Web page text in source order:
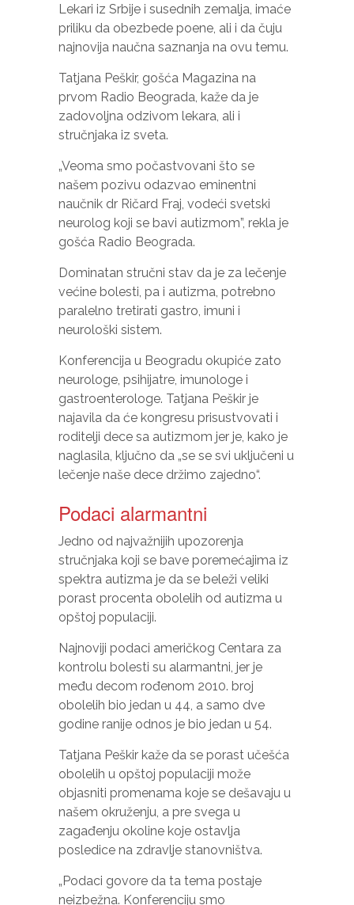
Lekari iz Srbije i susednih zemalja, imaće
priliku da obezbede poene, ali i da čuju
najnovija naučna saznanja na ovu temu.
Tatjana Peškir, gošća Magazina na
prvom Radio Beograda, kaže da je
zadovoljna odzivom lekara, ali i
stručnjaka iz sveta.
„Veoma smo počastvovani što se
našem pozivu odazvao eminentni
naučnik dr Ričard Fraj, vodeći svetski
neurolog koji se bavi autizmom”, rekla je
gošća Radio Beograda.
Dominatan stručni stav da je za lečenje
većine bolesti, pa i autizma, potrebno
paralelno tretirati gastro, imuni i
neurološki sistem.
Konferencija u Beogradu okupiće zato
neurologe, psihijatre, imunologe i
gastroenterologe. Tatjana Peškir je
najavila da će kongresu prisustvovati i
roditelji dece sa autizmom jer je, kako je
naglasila, ključno da „se se svi uključeni u
lečenje naše dece držimo zajedno“.
Podaci alarmantni
Jedno od najvažnijih upozorenja
stručnjaka koji se bave poremećajima iz
spektra autizma je da se beleži veliki
porast procenta obolelih od autizma u
opštoj populaciji.
Najnoviji podaci američkog Centara za
kontrolu bolesti su alarmantni, jer je
među decom rođenom 2010. broj
obolelih bio jedan u 44, a samo dve
godine ranije odnos je bio jedan u 54.
Tatjana Peškir kaže da se porast učešća
obolelih u opštoj populaciji može
objasniti promenama koje se dešavaju u
našem okruženju, a pre svega u
zagađenju okoline koje ostavlja
posledice na zdravlje stanovništva.
„Podaci govore da ta tema postaje
neizbežna. Konferenciju smo
web stranice,
na osnovu
načina na koji
stranica
koristi.
naša
web
stranica
radila što
bolje
posjete.
Ako
odbijete
funkcije
će
nestati s
web
Marketing
vaših
ponašanja dok
posjećujete
našu stranicu,
povećavate
šanse da
sadržaj i
ponude.